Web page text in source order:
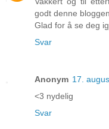
godt denne
Glad for å se deg
Svar
Anonym 17.
<3 nydelig
Svar